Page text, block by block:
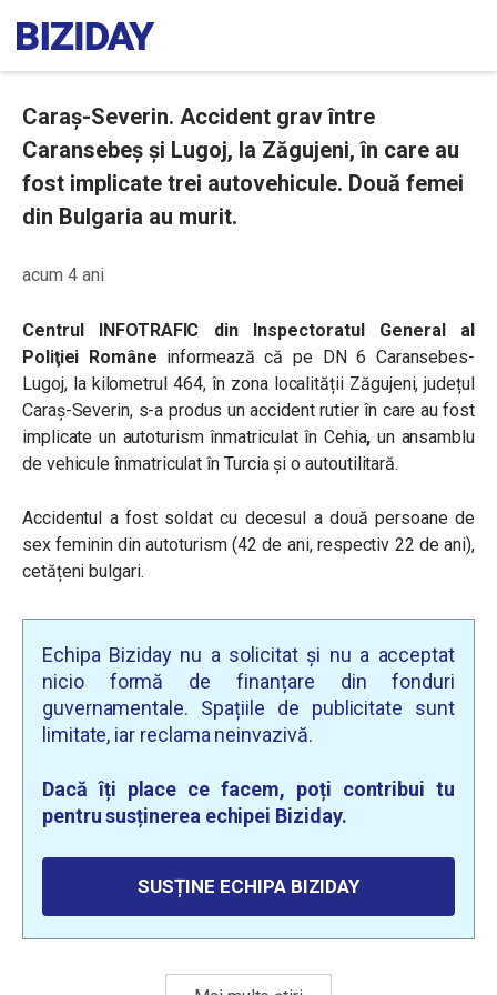
Caraș-Severin. Accident grav între
Caransebeș și Lugoj, la Zăgujeni, în care au
fost implicate trei autovehicule. Două femei
din Bulgaria au murit.
acum 4 ani
Centrul INFOTRAFIC din Inspectoratul General al
Poliţiei Române informează că pe DN 6 Caransebes-
Lugoj, la kilometrul 464, în zona localității Zăgujeni, județul
Caraș-Severin, s-a produs un accident rutier în care au fost
implicate un autoturism înmatriculat în Cehia, un ansamblu
de vehicule înmatriculat în Turcia și o autoutilitară.
Accidentul a fost soldat cu decesul a două persoane de
sex feminin din autoturism (42 de ani, respectiv 22 de ani),
cetățeni bulgari.
Echipa Biziday nu a solicitat și nu a acceptat
nicio formă de finanțare din fonduri
guvernamentale. Spațiile de publicitate sunt
limitate, iar reclama neinvazivă.
Dacă îți place ce facem, poți contribui tu
pentru susținerea echipei Biziday.
SUSȚINE ECHIPA BIZIDAY